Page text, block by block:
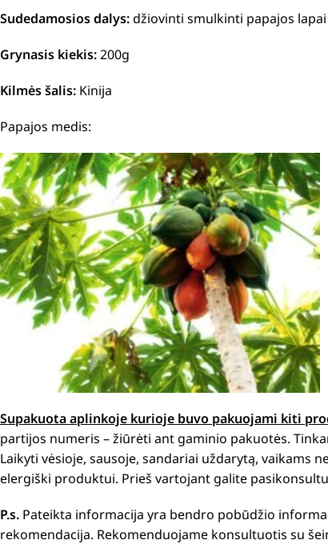
Sudedamosios dalys:džiovinti smulkinti papajos lapai
Grynasis kiekis:200g
Kilmės šalis: Kinija
Papajos medis:
Supakuota aplinkoje kurioje buvo pakuojami kiti
partijos numeris – žiūrėti ant gaminio pakuotės.
Laikyti vėsioje, sausoje, sandariai uždarytą, vaikams
elergiški produktui. Prieš vartojant galite
P.s. Pateikta informacija yra bendro pobūdžio
rekomendacija. Rekomenduojame konsultuotis su